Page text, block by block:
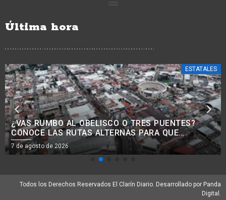
Última hora
ESTATALES
¿BUSCAS TRABAJO? HABRÁ JORNADA PARA
RECLUTAR PERSONAL PARA LA CONSTRUCCIÓN
EN MORELIA
7 de agosto de 2026
Todos los Derechos Reservados El Clarín Diario. Desarrollado por Panda
Digital.